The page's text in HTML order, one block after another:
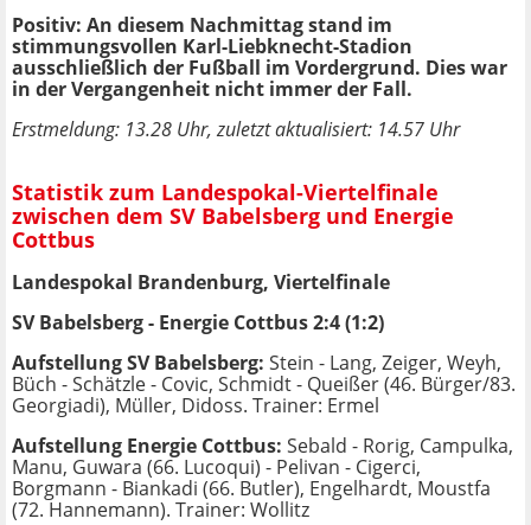
Positiv: An diesem Nachmittag stand im
stimmungsvollen Karl-Liebknecht-Stadion
ausschließlich der Fußball im Vordergrund. Dies war
in der Vergangenheit nicht immer der Fall.
Erstmeldung: 13.28 Uhr, zuletzt aktualisiert: 14.57 Uhr
Statistik zum Landespokal-Viertelfinale
zwischen dem SV Babelsberg und Energie
Cottbus
Landespokal Brandenburg, Viertelfinale
SV Babelsberg - Energie Cottbus 2:4 (1:2)
Aufstellung SV Babelsberg: Stein - Lang, Zeiger, Weyh,
Büch - Schätzle - Covic, Schmidt - Queißer (46. Bürger/83.
Georgiadi), Müller, Didoss. Trainer: Ermel
Aufstellung Energie Cottbus: Sebald - Rorig, Campulka,
Manu, Guwara (66. Lucoqui) - Pelivan - Cigerci,
Borgmann - Biankadi (66. Butler), Engelhardt, Moustfa
(72. Hannemann). Trainer: Wollitz